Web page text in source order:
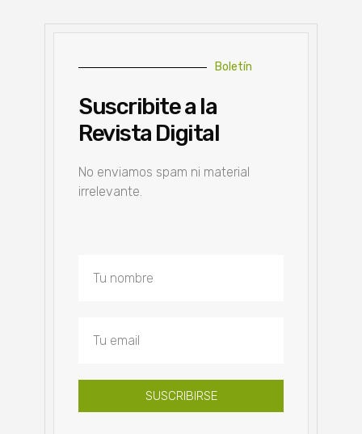
Boletín
Suscribite a la
Revista Digital
No enviamos spam ni material
irrelevante.
SUSCRIBIRSE